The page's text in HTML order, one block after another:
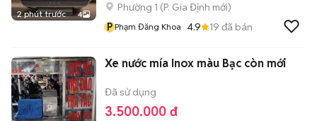
2 phút trước 4
Phường 1 (P. Gia Định mới)
P Phạm Đăng Khoa 4.9 19 đã bán
Xe nước mía Inox màu Bạc còn mới
Đã sử dụng
3.500.000 đ